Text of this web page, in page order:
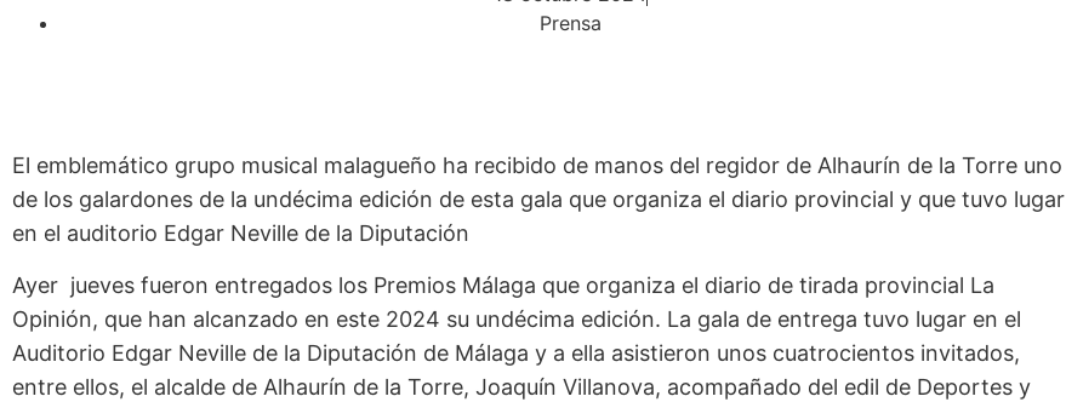
Prensa
El emblemático grupo musical malagueño ha recibido de manos del regidor de Alhaurín de la Torre uno
de los galardones de la undécima edición de esta gala que organiza el diario provincial y que tuvo lugar
en el auditorio Edgar Neville de la Diputación
Ayer jueves fueron entregados los Premios Málaga que organiza el diario de tirada provincial La
Opinión, que han alcanzado en este 2024 su undécima edición. La gala de entrega tuvo lugar en el
Auditorio Edgar Neville de la Diputación de Málaga y a ella asistieron unos cuatrocientos invitados,
entre ellos, el alcalde de Alhaurín de la Torre, Joaquín Villanova, acompañado del edil de Deportes y